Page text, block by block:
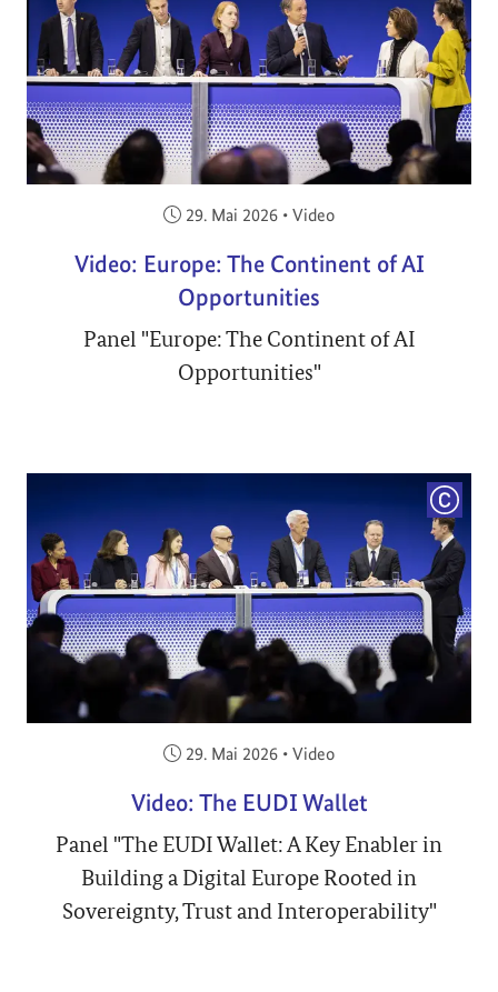
Veröffentlicht am:
29. Mai 2026 • Video
Video: Europe: The Continent of AI
Opportunities
Panel "Europe: The Continent of AI
Opportunities"
Veröffentlicht am:
29. Mai 2026 • Video
Video: The EUDI Wallet
Panel "The EUDI Wallet: A Key Enabler in
Building a Digital Europe Rooted in
Sovereignty, Trust and Interoperability"